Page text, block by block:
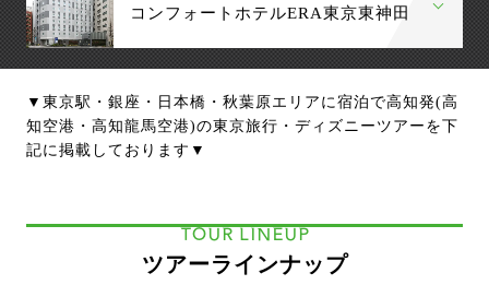
コンフォートホテルERA東京東神田
▼東京駅・銀座・日本橋・秋葉原エリアに宿泊で高知発(高
知空港・高知龍馬空港)の東京旅行・ディズニーツアーを下
記に掲載しております▼
TOUR LINEUP
ツアーラインナップ